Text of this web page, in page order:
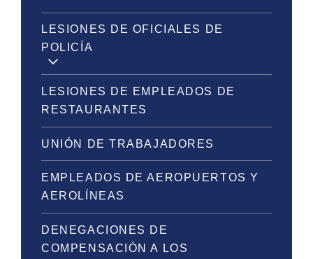
LESIONES DE OFICIALES DE
POLICÍA
LESIONES DE EMPLEADOS DE
RESTAURANTES
UNIÓN DE TRABAJADORES
EMPLEADOS DE AEROPUERTOS Y
AEROLÍNEAS
DENEGACIONES DE
COMPENSACIÓN A LOS